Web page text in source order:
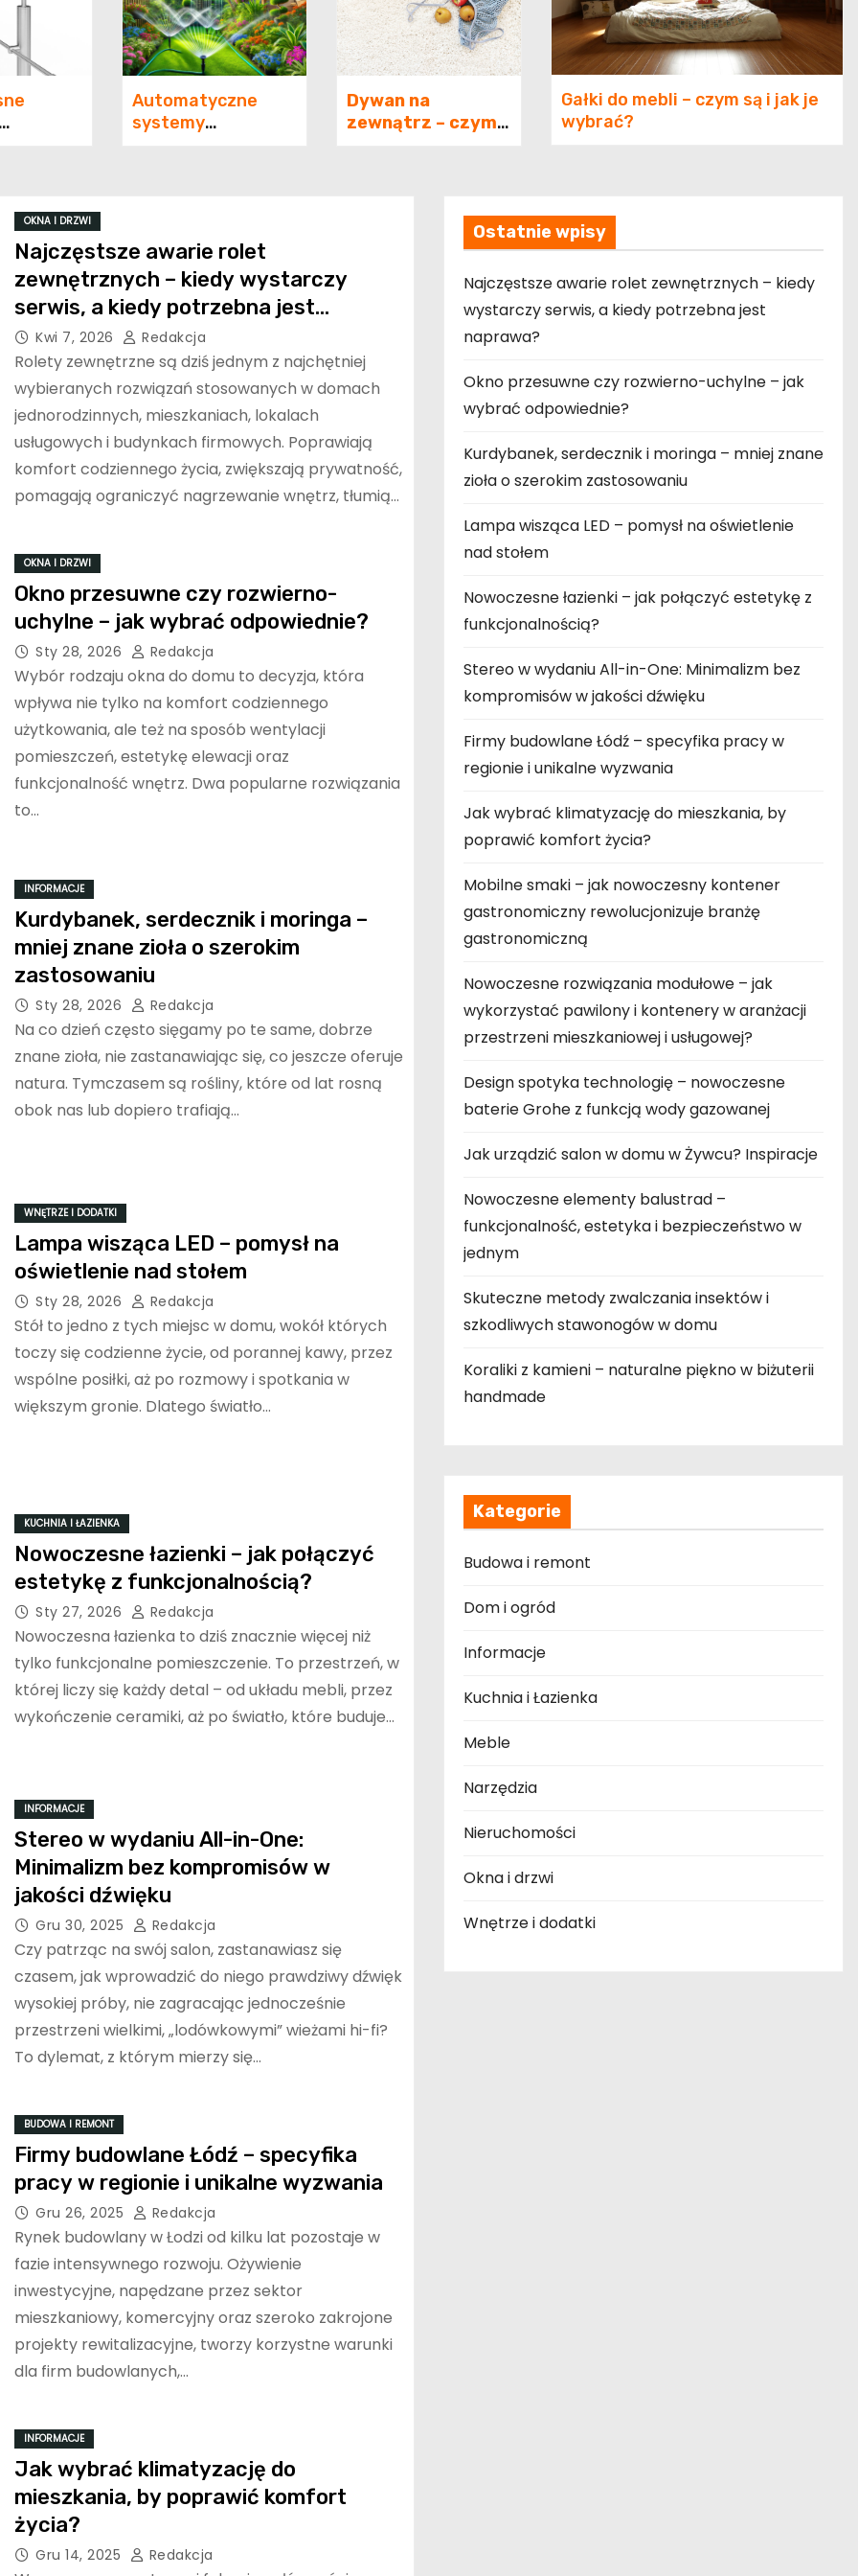
w
Automatyczne
systemy
Dywan na
zewnątrz – czym
Gałki do mebli – czym są i jak je
wybrać?
OKNA I DRZWI
Najczęstsze awarie rolet
zewnętrznych – kiedy wystarczy
serwis, a kiedy potrzebna jest
naprawa?
Kwi 7, 2026 Redakcja
Rolety zewnętrzne są dziś jednym z najchętniej
wybieranych rozwiązań stosowanych w domach
jednorodzinnych, mieszkaniach, lokalach
usługowych i budynkach firmowych. Poprawiają
komfort codziennego życia, zwiększają prywatność,
pomagają ograniczyć nagrzewanie wnętrz, tłumią…
OKNA I DRZWI
Okno przesuwne czy rozwierno-
uchylne – jak wybrać odpowiednie?
Sty 28, 2026 Redakcja
Wybór rodzaju okna do domu to decyzja, która
wpływa nie tylko na komfort codziennego
użytkowania, ale też na sposób wentylacji
pomieszczeń, estetykę elewacji oraz
funkcjonalność wnętrz. Dwa popularne rozwiązania
to…
INFORMACJE
Kurdybanek, serdecznik i moringa –
mniej znane zioła o szerokim
zastosowaniu
Sty 28, 2026 Redakcja
Na co dzień często sięgamy po te same, dobrze
znane zioła, nie zastanawiając się, co jeszcze oferuje
natura. Tymczasem są rośliny, które od lat rosną
obok nas lub dopiero trafiają…
WNĘTRZE I DODATKI
Lampa wisząca LED – pomysł na
oświetlenie nad stołem
Sty 28, 2026 Redakcja
Stół to jedno z tych miejsc w domu, wokół których
toczy się codzienne życie, od porannej kawy, przez
wspólne posiłki, aż po rozmowy i spotkania w
większym gronie. Dlatego światło…
KUCHNIA I ŁAZIENKA
Nowoczesne łazienki – jak połączyć
estetykę z funkcjonalnością?
Sty 27, 2026 Redakcja
Nowoczesna łazienka to dziś znacznie więcej niż
tylko funkcjonalne pomieszczenie. To przestrzeń, w
której liczy się każdy detal – od układu mebli, przez
wykończenie ceramiki, aż po światło, które buduje…
INFORMACJE
Stereo w wydaniu All-in-One:
Minimalizm bez kompromisów w
jakości dźwięku
Gru 30, 2025 Redakcja
Czy patrząc na swój salon, zastanawiasz się
czasem, jak wprowadzić do niego prawdziwy dźwięk
wysokiej próby, nie zagracając jednocześnie
przestrzeni wielkimi, „lodówkowymi” wieżami hi-fi?
To dylemat, z którym mierzy się…
BUDOWA I REMONT
Firmy budowlane Łódź – specyfika
pracy w regionie i unikalne wyzwania
Gru 26, 2025 Redakcja
Rynek budowlany w Łodzi od kilku lat pozostaje w
fazie intensywnego rozwoju. Ożywienie
inwestycyjne, napędzane przez sektor
mieszkaniowy, komercyjny oraz szeroko zakrojone
projekty rewitalizacyjne, tworzy korzystne warunki
dla firm budowlanych,…
INFORMACJE
Jak wybrać klimatyzację do
mieszkania, by poprawić komfort
życia?
Gru 14, 2025 Redakcja
Ostatnie wpisy
Najczęstsze awarie rolet zewnętrznych – kiedy
wystarczy serwis, a kiedy potrzebna jest
naprawa?
Okno przesuwne czy rozwierno-uchylne – jak
wybrać odpowiednie?
Kurdybanek, serdecznik i moringa – mniej znane
zioła o szerokim zastosowaniu
Lampa wisząca LED – pomysł na oświetlenie
nad stołem
Nowoczesne łazienki – jak połączyć estetykę z
funkcjonalnością?
Stereo w wydaniu All-in-One: Minimalizm bez
kompromisów w jakości dźwięku
Firmy budowlane Łódź – specyfika pracy w
regionie i unikalne wyzwania
Jak wybrać klimatyzację do mieszkania, by
poprawić komfort życia?
Mobilne smaki – jak nowoczesny kontener
gastronomiczny rewolucjonizuje branżę
gastronomiczną
Nowoczesne rozwiązania modułowe – jak
wykorzystać pawilony i kontenery w aranżacji
przestrzeni mieszkaniowej i usługowej?
Design spotyka technologię – nowoczesne
baterie Grohe z funkcją wody gazowanej
Jak urządzić salon w domu w Żywcu? Inspiracje
Nowoczesne elementy balustrad –
funkcjonalność, estetyka i bezpieczeństwo w
jednym
Skuteczne metody zwalczania insektów i
szkodliwych stawonogów w domu
Koraliki z kamieni – naturalne piękno w biżuterii
handmade
Kategorie
Budowa i remont
Dom i ogród
Informacje
Kuchnia i Łazienka
Meble
Narzędzia
Nieruchomości
Okna i drzwi
Wnętrze i dodatki